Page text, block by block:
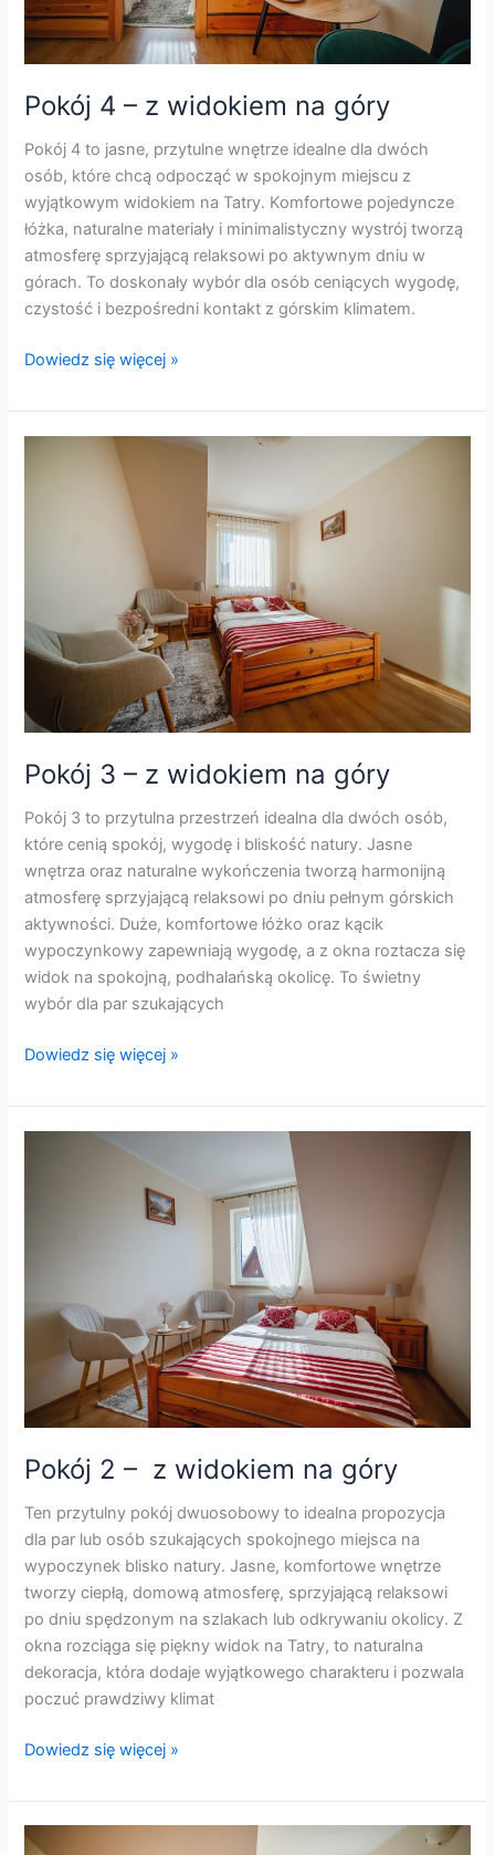
Pokój 4 – z widokiem na góry
Pokój 4 to jasne, przytulne wnętrze idealne dla dwóch
osób, które chcą odpocząć w spokojnym miejscu z
wyjątkowym widokiem na Tatry. Komfortowe pojedyncze
łóżka, naturalne materiały i minimalistyczny wystrój tworzą
atmosferę sprzyjającą relaksowi po aktywnym dniu w
górach. To doskonały wybór dla osób ceniących wygodę,
czystość i bezpośredni kontakt z górskim klimatem.
Dowiedz się więcej »
Pokój 3 – z widokiem na góry
Pokój 3 to przytulna przestrzeń idealna dla dwóch osób,
które cenią spokój, wygodę i bliskość natury. Jasne
wnętrza oraz naturalne wykończenia tworzą harmonijną
atmosferę sprzyjającą relaksowi po dniu pełnym górskich
aktywności. Duże, komfortowe łóżko oraz kącik
wypoczynkowy zapewniają wygodę, a z okna roztacza się
widok na spokojną, podhalańską okolicę. To świetny
wybór dla par szukających
Dowiedz się więcej »
Pokój 2 – z widokiem na góry
Ten przytulny pokój dwuosobowy to idealna propozycja
dla par lub osób szukających spokojnego miejsca na
wypoczynek blisko natury. Jasne, komfortowe wnętrze
tworzy ciepłą, domową atmosferę, sprzyjającą relaksowi
po dniu spędzonym na szlakach lub odkrywaniu okolicy. Z
okna rozciąga się piękny widok na Tatry, to naturalna
dekoracja, która dodaje wyjątkowego charakteru i pozwala
poczuć prawdziwy klimat
Dowiedz się więcej »
Pokój